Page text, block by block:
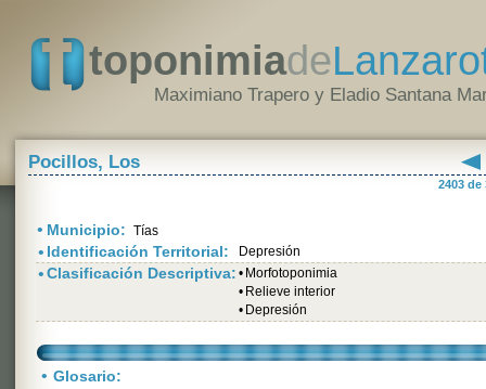
toponimiade
Maximiano Trapero y Eladio Santana
Pocillos, Los
2403 de
• Municipio: Tías
• Identificación Territorial: Depresión
•Clasificación Descriptiva: • Morfotoponimia
• Relieve interior
• Depresión
• Glosario: